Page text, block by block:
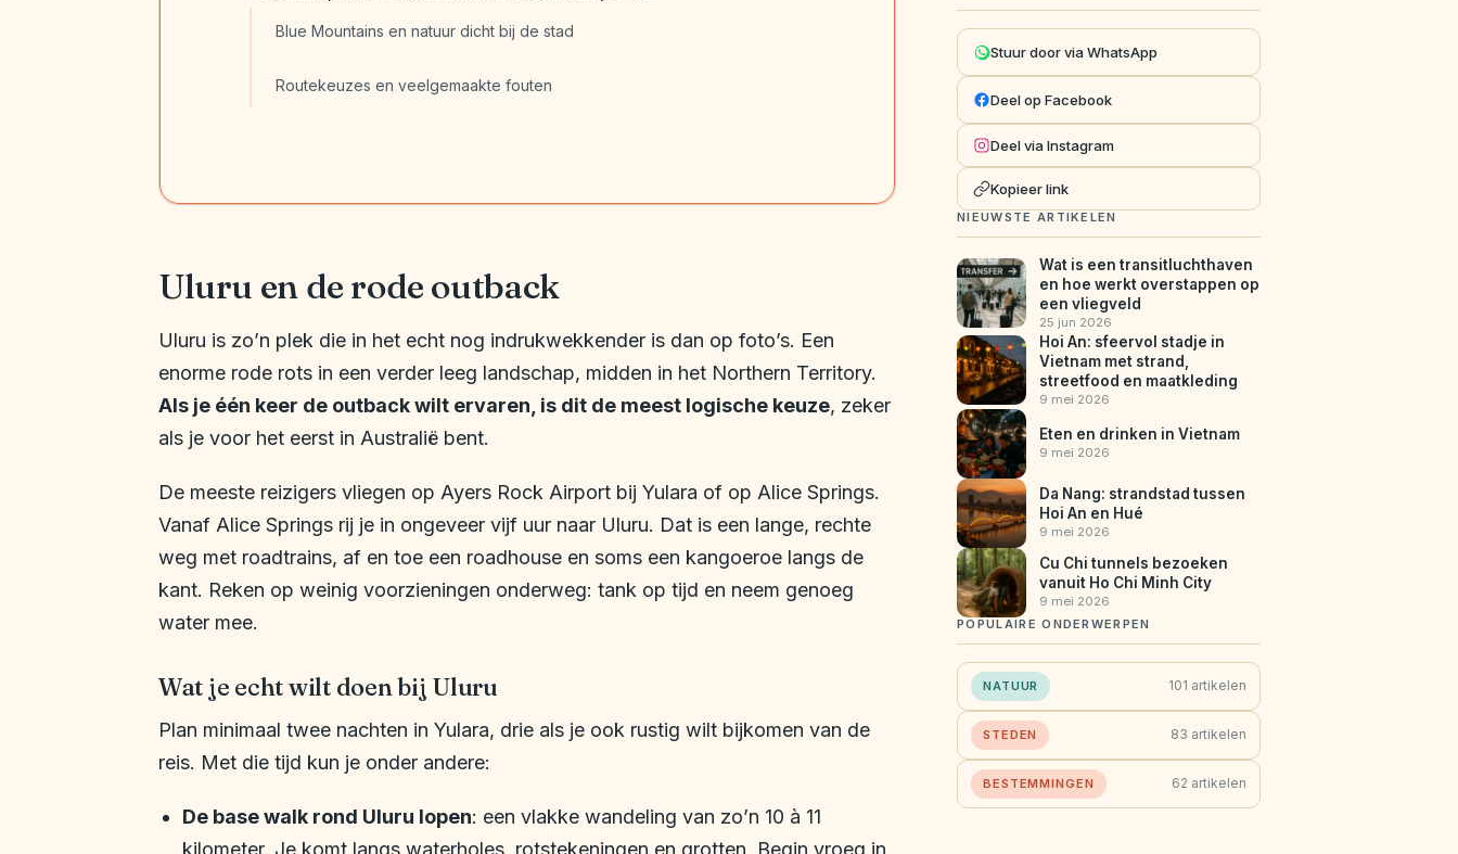
Blue Mountains en natuur dicht bij de stad
Routekeuzes en veelgemaakte fouten
Uluru en de rode outback
Uluru is zo’n plek die in het echt nog indrukwekkender is dan op foto’s. Een
enorme rode rots in een verder leeg landschap, midden in het Northern Territory.
Als je één keer de outback wilt ervaren, is dit de meest logische keuze, zeker
als je voor het eerst in Australië bent.
De meeste reizigers vliegen op Ayers Rock Airport bij Yulara of op Alice Springs.
Vanaf Alice Springs rij je in ongeveer vijf uur naar Uluru. Dat is een lange, rechte
weg met roadtrains, af en toe een roadhouse en soms een kangoeroe langs de
kant. Reken op weinig voorzieningen onderweg: tank op tijd en neem genoeg
water mee.
Wat je echt wilt doen bij Uluru
Plan minimaal twee nachten in Yulara, drie als je ook rustig wilt bijkomen van de
reis. Met die tijd kun je onder andere:
De base walk rond Uluru lopen: een vlakke wandeling van zo’n 10 à 11
Stuur door via WhatsApp
Deel op Facebook
Deel via Instagram
Kopieer link
NIEUWSTE ARTIKELEN
Wat is een transitluchthaven
en hoe werkt overstappen op
een vliegveld
25 jun 2026
Hoi An: sfeervol stadje in
Vietnam met strand,
streetfood en maatkleding
9 mei 2026
Eten en drinken in Vietnam
9 mei 2026
Da Nang: strandstad tussen
Hoi An en Hué
9 mei 2026
Cu Chi tunnels bezoeken
vanuit Ho Chi Minh City
9 mei 2026
POPULAIRE ONDERWERPEN
NATUUR 101 artikelen
STEDEN 83 artikelen
BESTEMMINGEN 62 artikelen